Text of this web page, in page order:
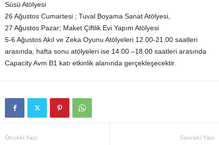
Süsü Atölyesi
26 Ağustos Cumartesi ; Tuval Boyama Sanat Atölyesi,
27 Ağustos Pazar; Maket Çiftlik Evi Yapım Atölyesi
5-6 Ağustos Akıl ve Zeka Oyunu Atölyeleri 12.00-21.00 saatleri
arasında, hafta sonu atölyeleri ise 14.00 –18.00 saatleri arasında
Capacity Avm B1 katı etkinlik alanında gerçekleşecektir.
Önceki Yazı Sonraki Yazı